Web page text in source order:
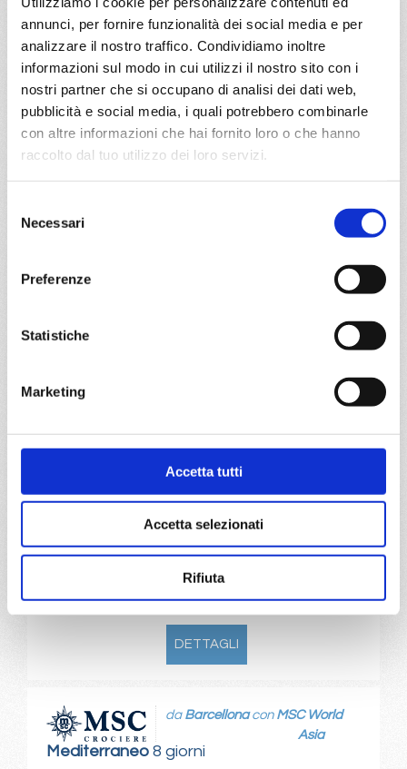
annunci, per fornire funzionalità dei social media e per
analizzare il nostro traffico. Condividiamo inoltre
informazioni sul modo in cui utilizzi il nostro sito con i
nostri partner che si occupano di analisi dei dati web,
pubblicità e social media, i quali potrebbero combinarle
con altre informazioni che hai fornito loro o che hanno
raccolto dal tuo utilizzo dei loro servizi.
delNecessari
Preferenze
Statistiche
Marketing
Accetta tutti
Accetta selezionati
Rifiuta
Genova, Civitavecchia
08/11/2026
€ 683
a partire da
€ 683
MSC World
Civitavecchia, Messina, Valletta, Barcellona, Marsiglia,
a partire da
€ 683
DETTAGLI
Mediterraneo8 giorni
da Barcellonacon MSC World
Asia